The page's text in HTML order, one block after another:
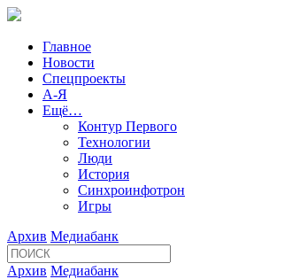
Главное
Новости
Спецпроекты
А-Я
Ещё…
Контур Первого
Технологии
Люди
История
Синхроинфотрон
Игры
Архив Медиабанк
Архив Медиабанк